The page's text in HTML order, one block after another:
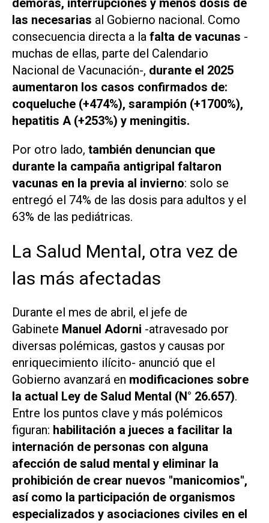
las necesarias al Gobierno nacional. Como
consecuencia directa a la falta de vacunas -
muchas de ellas, parte del Calendario
Nacional de Vacunación-, durante el 2025
aumentaron los casos confirmados de:
coqueluche (+474%), sarampión (+1700%),
hepatitis A (+253%) y meningitis.
Por otro lado, también denuncian que
durante la campaña antigripal faltaron
vacunas en la previa al invierno: solo se
entregó el 74% de las dosis para adultos y el
63% de las pediátricas.
La Salud Mental, otra vez de
las más afectadas
Durante el mes de abril, el jefe de
Gabinete Manuel Adorni -atravesado por
diversas polémicas, gastos y causas por
enriquecimiento ilícito- anunció que el
Gobierno avanzará en modificaciones sobre
la actual Ley de Salud Mental (N° 26.657).
Entre los puntos clave y más polémicos
figuran: habilitación a jueces a facilitar la
internación de personas con alguna
afección de salud mental y eliminar la
prohibición de crear nuevos "manicomios",
así como la participación de organismos
especializados y asociaciones civiles en el